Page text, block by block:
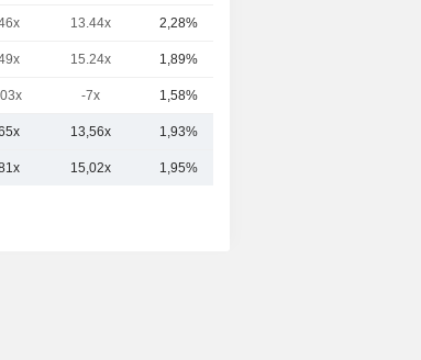
13.44x 2,28%
15.24x 1,89%
-7x 1,58%
13,56x 1,93%
15,02x 1,95%